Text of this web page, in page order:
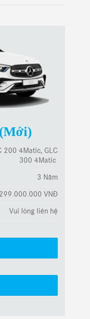
(Mới)
200 4Matic, GLC
300 4Matic
3 Năm
VNĐ
Vui lòng liên hệ